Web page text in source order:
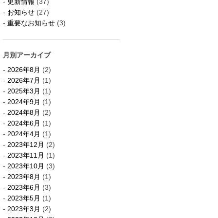
お知らせ (27)
重要なお知らせ (3)
月別アーカイブ
2026年8月 (2)
2026年7月 (1)
2025年3月 (1)
2024年9月 (1)
2024年8月 (2)
2024年6月 (1)
2024年4月 (1)
2023年12月 (2)
2023年11月 (1)
2023年10月 (3)
2023年8月 (1)
2023年6月 (3)
2023年5月 (1)
2023年3月 (2)